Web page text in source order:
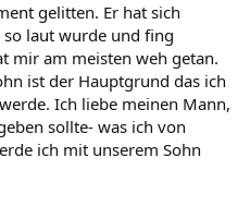
gelitten. Er hat sich
laut wurde und fing
mir am meisten weh getan.
ist der Hauptgrund das ich
Ich liebe meinen Mann,
sollte- was ich von
ich mit unserem Sohn